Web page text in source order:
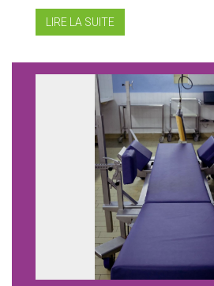
LIRE LA SUITE